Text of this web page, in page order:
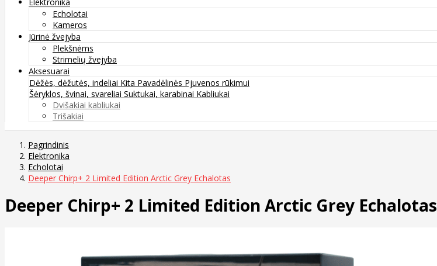
Echolotai
Kameros
Jūrinė žvejyba
Plekšnėms
Strimelių žvejyba
Aksesuarai
Dėžės, dėžutės, indeliai Kita Pavadėlinės Pjuvenos rūkimui
Šėryklos, švinai, svareliai Suktukai, karabinai Kabliukai
Dvišakiai kabliukai
Trišakiai
Pagrindinis
Elektronika
Echolotai
Deeper Chirp+ 2 Limited Edition Arctic Grey Echalotas
Deeper Chirp+ 2 Limited Edition Arctic Grey Echalotas